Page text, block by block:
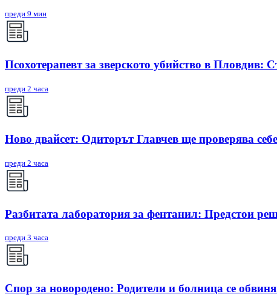
преди 9 мин
Псохотерапевт за зверското убийство в Пловдив:
преди 2 часа
Ново двайсет: Одиторът Главчев ще проверява
преди 2 часа
Разбитата лаборатория за фентанил: Предстои
преди 3 часа
Спор за новородено: Родители и болница се